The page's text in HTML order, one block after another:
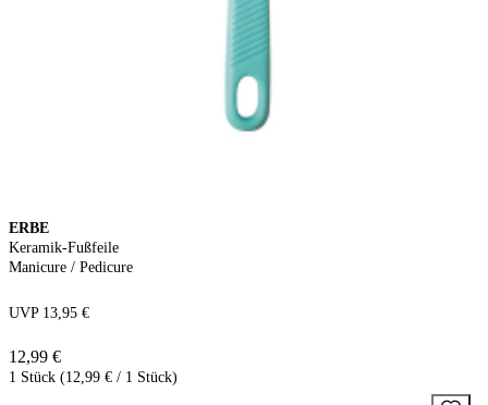
ERBE
Keramik-Fußfeile
Manicure / Pedicure
UVP 13,95 €
12,99 €
1 Stück (12,99 € / 1 Stück)